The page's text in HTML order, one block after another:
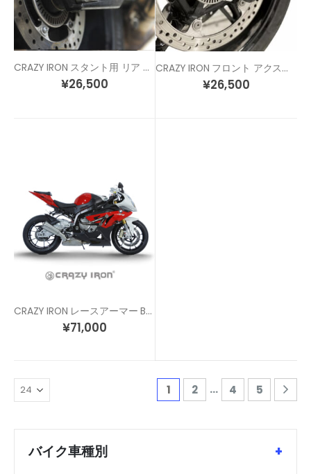
CRAZY IRON スタント用 リア アクスルスライダー S1000RR (12-20) / S1000R (13-21) / S1000XR (20-)
¥26,500
CRAZY IRON フロント アクスルスライダー S1000RR/R/XR M1000RR
¥26,500
CRAZY IRON レースアーマー BMW S1000RR (12-14) / HP4 (11-14)
¥71,000
1 2 … 4 5
バイク車種別 +